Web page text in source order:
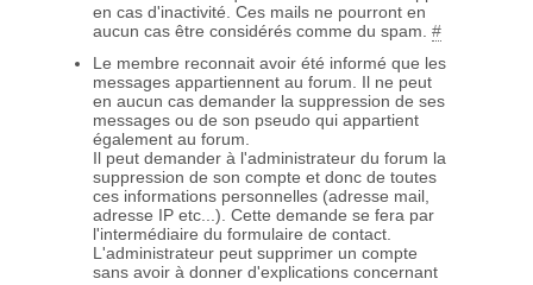
en cas d'inactivité. Ces mails ne pourront en
aucun cas être considérés comme du spam. #
Le membre reconnait avoir été informé que les
messages appartiennent au forum. Il ne peut
en aucun cas demander la suppression de ses
messages ou de son pseudo qui appartient
également au forum.
Il peut demander à l'administrateur du forum la
suppression de son compte et donc de toutes
ces informations personnelles (adresse mail,
adresse IP etc...). Cette demande se fera par
l'intermédiaire du formulaire de contact.
L'administrateur peut supprimer un compte
sans avoir à donner d'explications concernant